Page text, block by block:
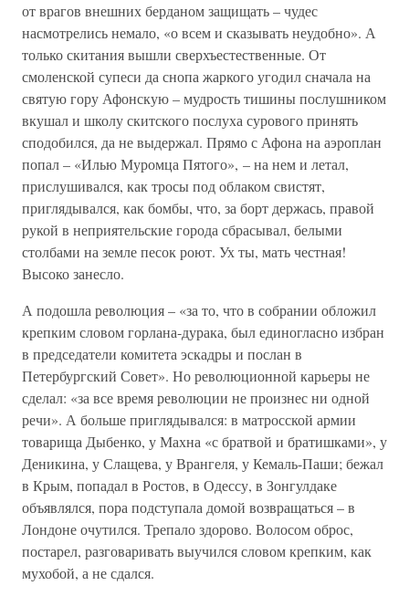
от врагов внешних берданом защищать – чудес
насмотрелись немало, «о всем и сказывать неудобно». А
только скитания вышли сверхъестественные. От
смоленской супеси да снопа жаркого угодил сначала на
святую гору Афонскую – мудрость тишины послушником
вкушал и школу скитского послуха сурового принять
сподобился, да не выдержал. Прямо с Афона на аэроплан
попал – «Илью Муромца Пятого», – на нем и летал,
прислушивался, как тросы под облаком свистят,
приглядывался, как бомбы, что, за борт держась, правой
рукой в неприятельские города сбрасывал, белыми
столбами на земле песок роют. Ух ты, мать честная!
Высоко занесло.
А подошла революция – «за то, что в собрании обложил
крепким словом горлана-дурака, был единогласно избран
в председатели комитета эскадры и послан в
Петербургский Совет». Но революционной карьеры не
сделал: «за все время революции не произнес ни одной
речи». А больше приглядывался: в матросской армии
товарища Дыбенко, у Махна «с братвой и братишками», у
Деникина, у Слащева, у Врангеля, у Кемаль-Паши; бежал
в Крым, попадал в Ростов, в Одессу, в Зонгулдаке
объявлялся, пора подступала домой возвращаться – в
Лондоне очутился. Трепало здорово. Волосом оброс,
постарел, разговаривать выучился словом крепким, как
мухобой, а не сдался.